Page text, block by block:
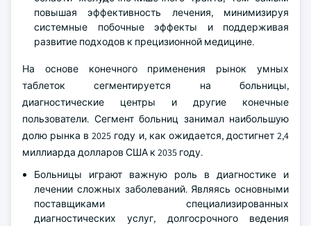
повышая эффективность лечения, минимизируя
системные побочные эффекты и поддерживая
развитие подходов к прецизионной медицине.
На основе конечного применения рынок умных
таблеток сегментируется на больницы,
диагностические центры и другие конечные
пользователи. Сегмент больниц занимал наибольшую
долю рынка в 2025 году и, как ожидается, достигнет 2,4
миллиарда долларов США к 2035 году.
Больницы играют важную роль в диагностике и
лечении сложных заболеваний. Являясь основными
поставщиками специализированных
диагностических услуг, долгосрочного ведения